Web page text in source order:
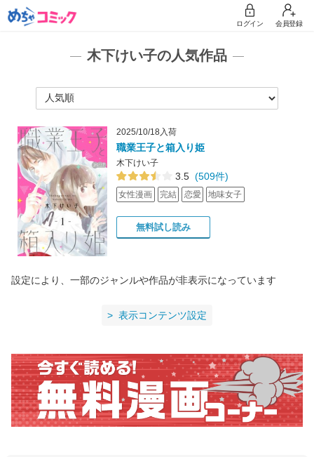
ログイン 会員登録
木下けい子の人気作品
2025/10/18入荷
職業王子と箱入り姫
木下けい子
3.5 (509件)
女性漫画 完結 恋愛 地味女子
無料試し読み
設定により、一部のジャンルや作品が非表示になっています
表示コンテンツ設定